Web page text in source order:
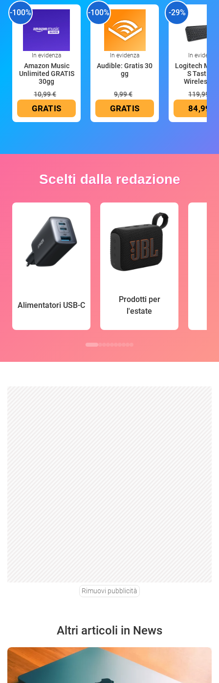
-100%
In evidenza
Amazon Music
Unlimited GRATIS
30gg
10,99 €
GRATIS
-100%
In evidenza
Audible: Gratis 30
gg
9,99 €
GRATIS
-29%
In evidenza
Logitech MX
S Tastiera
Wireless
119,99 €
84,99 €
Scelti dalla redazione
Alimentatori USB-C
Prodotti per
l'estate
Rimuovi pubblicità
Altri articoli in News